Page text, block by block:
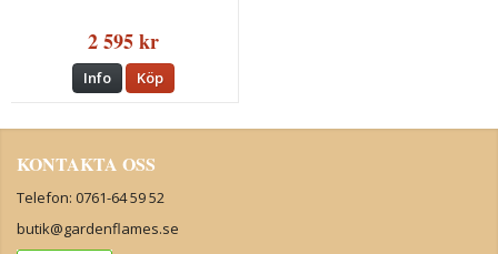
2 595 kr
Info Köp
KONTAKTA OSS
Telefon: 0761-64 59 52
butik@gardenflames.se